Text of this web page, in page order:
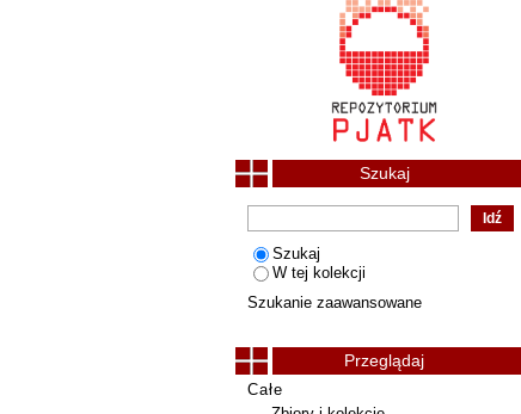
Szukaj
Szukaj
W tej kolekcji
Szukanie zaawansowane
Przeglądaj
Całe